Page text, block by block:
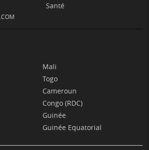
Santé
Mali
Togo
Cameroun
Congo (RDC)
Guinée
Guinée Equatorial